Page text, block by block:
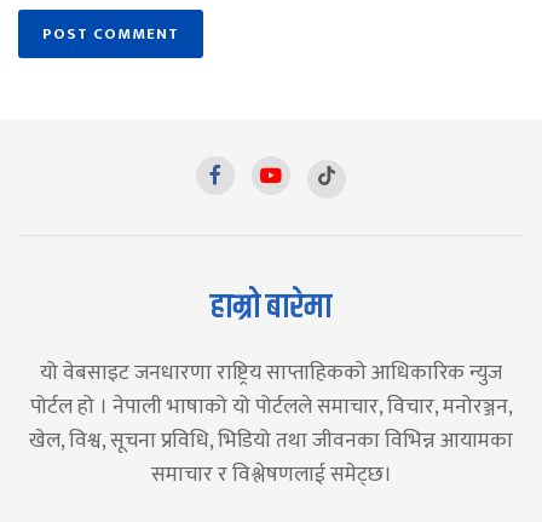
हाम्रो बारेमा
यो वेबसाइट जनधारणा राष्ट्रिय साप्ताहिकको आधिकारिक न्युज
पोर्टल हो । नेपाली भाषाको यो पोर्टलले समाचार, विचार, मनोरञ्जन,
खेल, विश्व, सूचना प्रविधि, भिडियो तथा जीवनका विभिन्न आयामका
समाचार र विश्लेषणलाई समेट्छ।